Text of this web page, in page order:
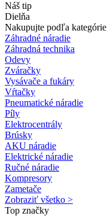
Náš tip
Dielňa
Nakupujte podľa kategórie
Záhradné náradie
Záhradná technika
Odevy
Zváračky
Vysávače a fukáry
Vŕtačky
Pneumatické náradie
Píly
Elektrocentrály
Brúsky
AKU náradie
Elektrické náradie
Ručné náradie
Kompresory
Zametače
Zobraziť všetko >
Top značky